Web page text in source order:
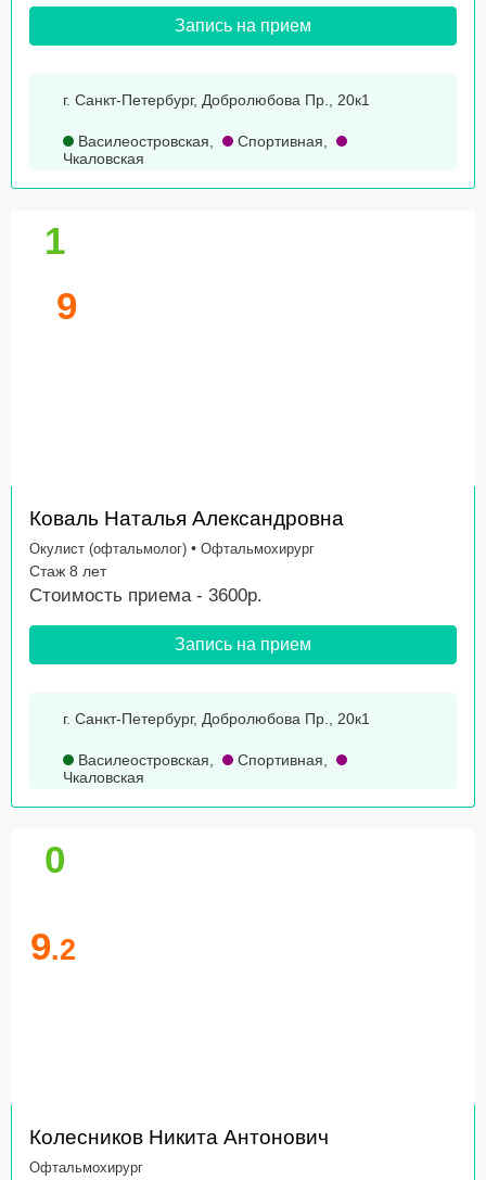
Запись на прием
г. Санкт-Петербург, Добролюбова Пр., 20к1
Василеостровская, Спортивная,
Чкаловская
1
9
Коваль Наталья Александровна
Окулист (офтальмолог) • Офтальмохирург
Стаж 8 лет
Стоимость приема - 3600р.
Запись на прием
г. Санкт-Петербург, Добролюбова Пр., 20к1
Василеостровская, Спортивная,
Чкаловская
0
9.2
Колесников Никита Антонович
Офтальмохирург